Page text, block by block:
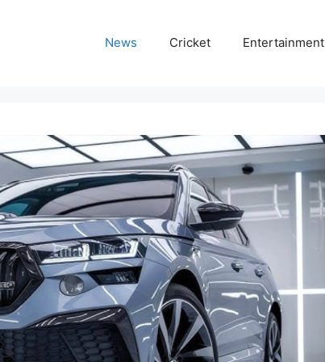
News Cricket Entertainment